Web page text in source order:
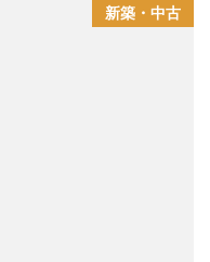
新築・中古